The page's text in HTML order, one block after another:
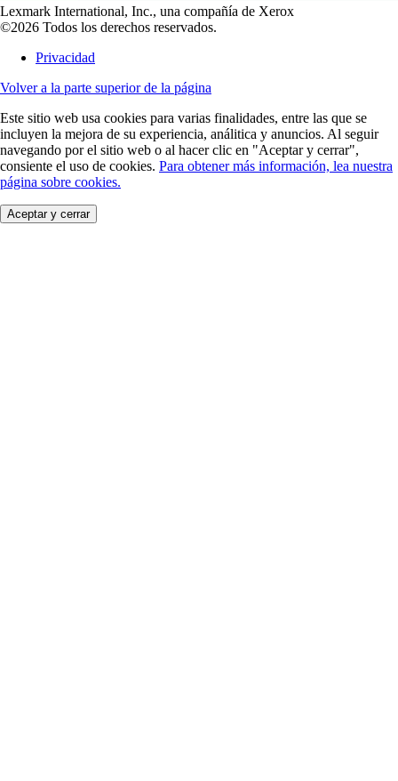
Lexmark International, Inc., una compañía de Xerox
©2026 Todos los derechos reservados.
Privacidad
Volver a la parte superior de la página
Este sitio web usa cookies para varias finalidades, entre las que se
incluyen la mejora de su experiencia, análitica y anuncios. Al seguir
navegando por el sitio web o al hacer clic en "Aceptar y cerrar",
consiente el uso de cookies. Para obtener más información, lea nuestra
página sobre cookies.
Aceptar y cerrar